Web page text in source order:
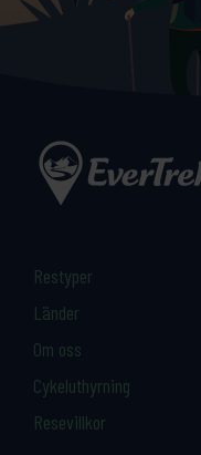
Restyper
Länder
Om oss
Cykeluthyrning
Resevillkor